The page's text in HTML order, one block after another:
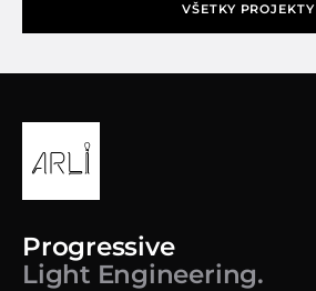
VŠETKY PROJEKTY
Progressive
Light Engineering.